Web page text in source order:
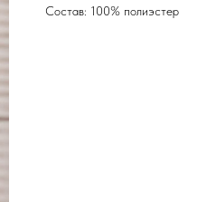
Состав: 100% полиэстер